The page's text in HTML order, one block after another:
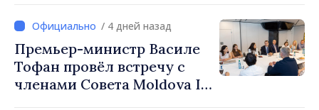
/ 4 дней назад
Премьер-министр Василе
Тофан провёл встречу с
членами Совета Moldova IT